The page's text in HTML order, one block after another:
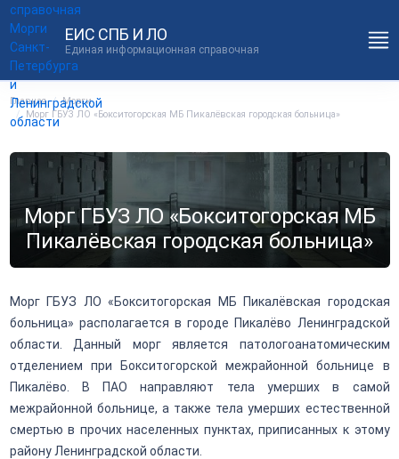
ЕИС СПБ И ЛО
Единая информационная справочная
Главная
Морги
Морг ГБУЗ ЛО «Бокситогорская МБ Пикалёвская городская больница»
Морг ГБУЗ ЛО «Бокситогорская МБ
Пикалёвская городская больница»
Морг ГБУЗ ЛО «Бокситогорская МБ Пикалёвская городская
больница» располагается в городе Пикалёво Ленинградской
области. Данный морг является патологоанатомическим
отделением при Бокситогорской межрайонной больнице в
Пикалёво. В ПАО направляют тела умерших в самой
межрайонной больнице, а также тела умерших естественной
смертью в прочих населенных пунктах, приписанных к этому
району Ленинградской области.